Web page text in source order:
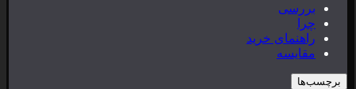
بررسی
چرا
راهنمای خرید
مقایسه
برچسب‌ها